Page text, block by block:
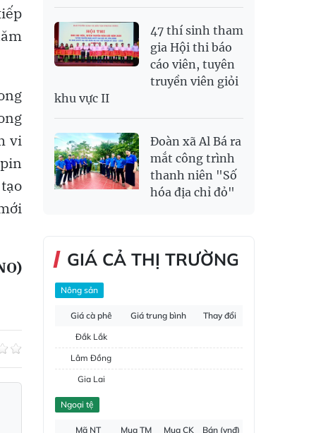
vi
47 thí sinh tham
gia Hội thi báo
cáo viên, tuyên
truyền viên giỏi
khu vực II
Đoàn xã Al Bá ra
mắt công trình
thanh niên "Số
hóa địa chỉ đỏ"
GIÁ CẢ THỊ TRƯỜNG
Nông sản
Giá cà phê Giá trung bình
Thay đổi
Đắk Lắk
Lâm Đồng
Gia Lai
Đắk Nông
Ngoại tệ
Mã NT Mua TM Mua CK
Bán (vnđ)